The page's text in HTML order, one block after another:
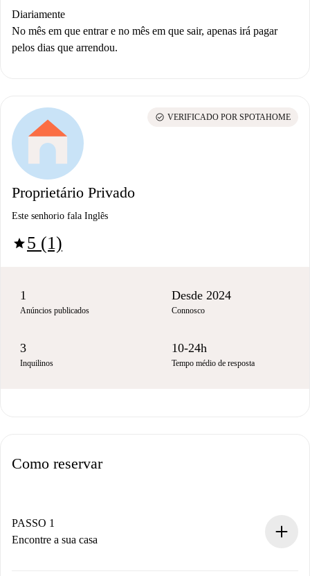
Diariamente
No mês em que entrar e no mês em que sair, apenas irá pagar
pelos dias que arrendou.
Proprietário Privado
Este senhorio fala Inglês
star5 (1)
check_circle VERIFICADO POR SPOTAHOME
1
Anúncios publicados
Desde 2024
Connosco
3
Inquilinos
10-24h
Tempo médio de resposta
Como reservar
PASSO 1
Encontre a sua casa